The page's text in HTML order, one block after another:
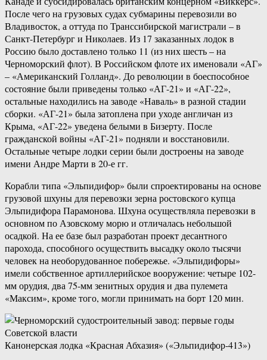
После чего на грузовых судах субмарины перевозили во
Владивосток, а оттуда по Транссибирской магистрали – в
Санкт-Петербург и Николаев. Из 17 заказанных лодок в
Россию было доставлено только 11 (из них шесть – на
Черноморский флот). В Российском флоте их именовали «АГ»
– «Американский Голланд». До революции в боеспособное
состояние были приведены только «АГ-21» и «АГ-22»,
остальные находились на заводе «Наваль» в разной стадии
сборки. «АГ-21» была затоплена при уходе англичан из
Крыма, «АГ-22» уведена белыми в Бизерту. После
гражданской войны «АГ-21» подняли и восстановили.
Остальные четыре лодки серии были достроены на заводе
имени Андре Марти в 20-е гг.
Корабли типа «Эльпидифор» были спроектированы на основе
грузовой шхуны для перевозки зерна ростовского купца
Эльпидифора Парамонова. Шхуна осуществляла перевозки в
основном по Азовскому морю и отличалась небольшой
осадкой. На ее базе был разработан проект десантного
парохода, способного осуществить высадку около тысячи
человек на необорудованное побережье. «Эльпидифоры»
имели собственное артиллерийское вооружение: четыре 102-
мм орудия, два 75-мм зенитных орудия и два пулемета
«Максим», кроме того, могли принимать на борт 120 мин.
Канонерская лодка «Красная Абхазия» («Эльпидифор-413»)